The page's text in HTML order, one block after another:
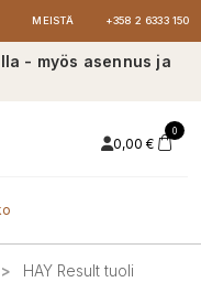
MEISTÄ +358 2 6333 150
- myös asennus ja
0,00 €
0
> HAY Result tuoli